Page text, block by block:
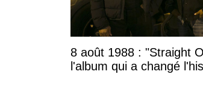
8 août 1988 : "Straight
l'album qui a changé